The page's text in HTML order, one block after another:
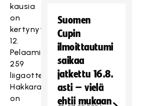
kausia
on
kertynyt
12.
Pelaamissaan
259
liigaottelussa
Hakkarainen
on
Suomen
Cupin
ilmoittautumi
saikaa
jatkettu 16.8.
asti – vielä
ehtii mukaan